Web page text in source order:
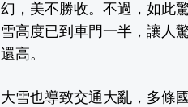
幻，美不勝收。不過，如此
雪高度已到車門一半，讓人
還高。
大雪也導致交通大亂，多條